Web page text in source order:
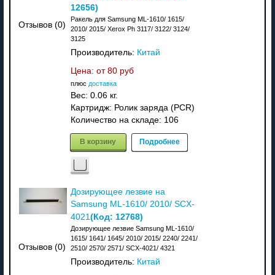
Отзывов (0)
12656)
Ракель для Samsung ML-1610/ 1615/
2010/ 2015/ Xerox Ph 3117/ 3122/ 3124/
3125
Производитель: Китай
Цена: от 80 руб
плюс доставка
Вес: 0.06 кг.
Картридж: Ролик заряда (PCR)
Количество на складе: 106
В корзину Подробнее
Отзывов (0)
Дозирующее лезвие на
Samsung ML-1610/ 2010/ SCX-
4021 (Код: 12768)
Дозирующее лезвие Samsung ML-1610/
1615/ 1641/ 1645/ 2010/ 2015/ 2240/ 2241/
2510/ 2570/ 2571/ SCX-4021/ 4321
Производитель: Китай